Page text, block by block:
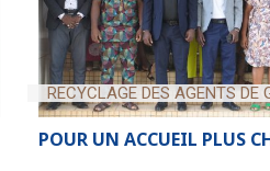
RECYCLAGE DES AGENTS DE
POUR UN ACCUEIL PLUS